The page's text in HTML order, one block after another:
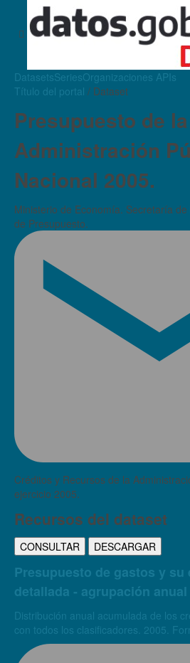
DatasetsSeriesOrganizaciones APIs
Título del portal / Dataset
Presupuesto de la
Administración
Nacional 2005.
Ministerio de Economía. Secretaría
de Presupuesto.
Créditos y Recursos de la
ejercicio 2005.
Recursos del dataset
CONSULTAR DESCARGAR
Presupuesto de gastos y su
detallada - agrupación anual
Distribución anual acumulada de los
con todos los clasificadores. 2005.